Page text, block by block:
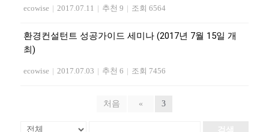
ecowise | 2017.07.11 | 추천 9 | 조회 6564
환경컨설턴트 성공가이드 세미나 (2017년 7월 15일 개
최)
ecowise | 2017.07.03 | 추천 6 | 조회 7456
처음 « 3